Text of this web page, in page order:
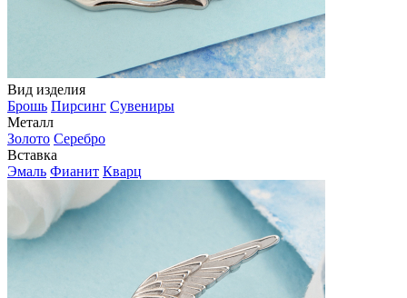
Вид изделия
Брошь Пирсинг Сувениры
Металл
Золото Серебро
Вставка
Эмаль Фианит Кварц